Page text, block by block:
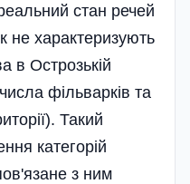
стан речей
не характеризують
в Острозькій
фільварків та
Такий
категорій
з ним